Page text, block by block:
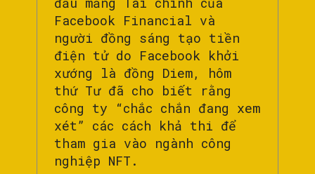
Facebook Financial và
người đồng sáng tạo tiền
điện tử do Facebook khởi
xướng là đồng Diem, hôm
thứ Tư đã cho biết rằng
công ty “chắc chắn đang xem
xét” các cách khả thi để
tham gia vào ngành công
nghiệp NFT.